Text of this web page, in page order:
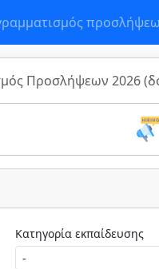
Προσλήψεων 2026
Κατηγορία εκπαίδευσης